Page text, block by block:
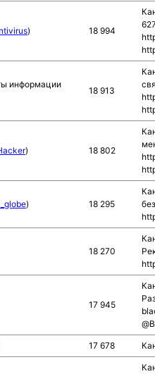
) 18 994
информации
18 913
) 18 802
) 18 295
18 270
17 945
17 678